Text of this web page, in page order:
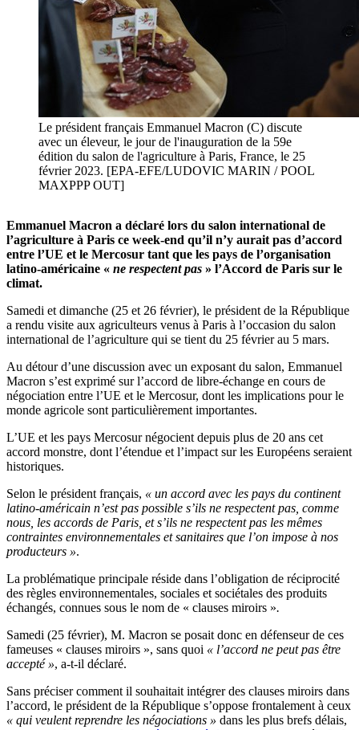
Le président français Emmanuel Macron (C) discute
avec un éleveur, le jour de l'inauguration de la 59e
édition du salon de l'agriculture à Paris, France, le 25
février 2023. [EPA-EFE/LUDOVIC MARIN / POOL
MAXPPP OUT]
Emmanuel Macron a déclaré lors du salon international de
l’agriculture à Paris ce week-end qu’il n’y aurait pas d’accord
entre l’UE et le Mercosur tant que les pays de l’organisation
latino-américaine « ne respectent pas » l’Accord de Paris sur le
climat.
Samedi et dimanche (25 et 26 février), le président de la République
a rendu visite aux agriculteurs venus à Paris à l’occasion du salon
international de l’agriculture qui se tient du 25 février au 5 mars.
Au détour d’une discussion avec un exposant du salon, Emmanuel
Macron s’est exprimé sur l’accord de libre-échange en cours de
négociation entre l’UE et le Mercosur, dont les implications pour le
monde agricole sont particulièrement importantes.
L’UE et les pays Mercosur négocient depuis plus de 20 ans cet
accord monstre, dont l’étendue et l’impact sur les Européens seraient
historiques.
Selon le président français, « un accord avec les pays du continent
latino-américain n’est pas possible s’ils ne respectent pas, comme
nous, les accords de Paris, et s’ils ne respectent pas les mêmes
contraintes environnementales et sanitaires que l’on impose à nos
producteurs ».
La problématique principale réside dans l’obligation de réciprocité
des règles environnementales, sociales et sociétales des produits
échangés, connues sous le nom de « clauses miroirs ».
Samedi (25 février), M. Macron se posait donc en défenseur de ces
fameuses « clauses miroirs », sans quoi « l’accord ne peut pas être
accepté », a-t-il déclaré.
Sans préciser comment il souhaitait intégrer des clauses miroirs dans
l’accord, le président de la République s’oppose frontalement à ceux
« qui veulent reprendre les négociations » dans les plus brefs délais,